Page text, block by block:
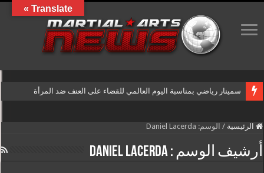
سمينار رياضي بمناسبة اليوم العالمي للقضاء على العنف ضد المرأة
الرئيسية / الوسم: Daniel Lacerda
أرشيف الوسم :Daniel Lacerda
Translate »